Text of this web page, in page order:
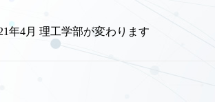
年4月 理工学部が変わります